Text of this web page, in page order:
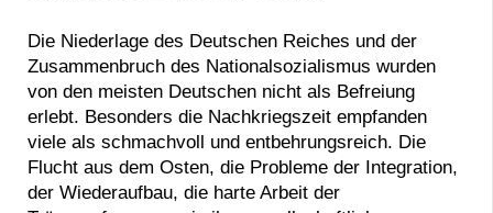
Die Niederlage des Deutschen Reiches und der
Zusammenbruch des Nationalsozialismus wurden
von den meisten Deutschen nicht als Befreiung
erlebt. Besonders die Nachkriegszeit empfanden
viele als schmachvoll und entbehrungsreich. Die
Flucht aus dem Osten, die Probleme der Integration,
der Wiederaufbau, die harte Arbeit der